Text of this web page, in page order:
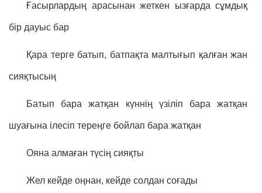
Ғасырлардың арасынан жеткен ызғарда сұмдық
бір дауыс бар
Қара терге батып, батпақта малтығып қалған жан
сияқтысың
Батып бара жатқан күннің үзіліп бара жатқан
шуағына ілесіп тереңге бойлап бара жатқан
Ояна алмаған түсің сияқты
Жел кейде оңнан, кейде солдан соғады